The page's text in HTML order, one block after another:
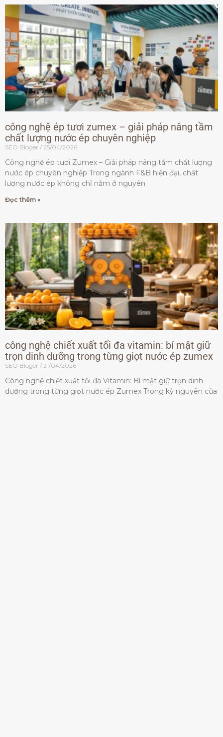
công nghệ ép tươi zumex – giải pháp nâng tầm
chất lượng nước ép chuyên nghiệp
SEO Bloger 25/04/2026
Công nghệ ép tươi Zumex – Giải pháp nâng tầm chất lượng
nước ép chuyên nghiệp Trong ngành F&B hiện đại, chất
lượng nước ép không chỉ nằm ở nguyên
Đọc thêm »
công nghệ chiết xuất tối đa vitamin: bí mật giữ
trọn dinh dưỡng trong từng giọt nước ép zumex
SEO Bloger 21/04/2026
Công nghệ chiết xuất tối đa Vitamin: Bí mật giữ trọn dinh
dưỡng trong từng giọt nước ép Zumex Trong kỷ nguyên của